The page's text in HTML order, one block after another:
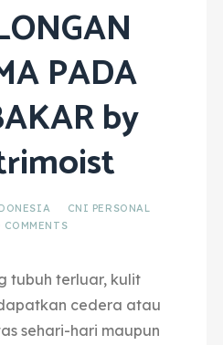
PADA
by
CNI PERSONAL
COMMENTS
tubuh terluar, kulit
cedera atau
sehari-hari maupun